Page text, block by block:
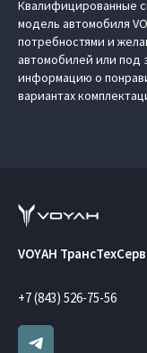
Квалифицированные
модель автомобиля
потребностями и
автомобилей или под
информацию о
вариантах
VOYAH
+7 (843) 526-75-56